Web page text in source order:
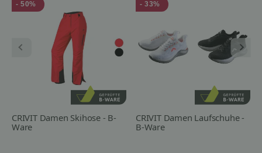
- 50%
CRIVIT Damen Skihose - B-
Ware
- 33%
CRIVIT Damen Laufschuhe -
B-Ware